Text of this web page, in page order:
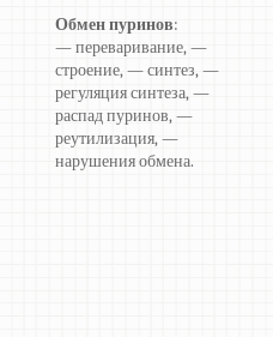
Обмен пуринов:
— переваривание, —
строение, — синтез, —
регуляция синтеза, —
распад пуринов, —
реутилизация, —
нарушения обмена.